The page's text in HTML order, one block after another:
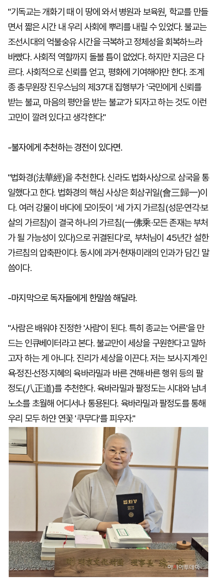
"기독교는 개화기 때 이 땅에 와서 병원과 보육원, 학교를 만들
면서 짧은 시간 내 우리 사회에 뿌리를 내릴 수 있었다. 불교는
조선시대의 억불숭유 시간을 극복하고 정체성을 회복하느라
바빴다. 사회적 역할까지 돌볼 틈이 없었다. 하지만 지금은 다
르다. 사회적으로 신뢰를 얻고, 평화에 기여해야만 한다. 조계
종 총무원장 진우스님의 제37대 집행부가 '국민에게 신뢰를
받는 불교, 마음의 평안을 받는 불교'가 되자고 하는 것도 이런
고민이 깔려 있다고 생각한다."
-불자에게 추천하는 경전이 있다면.
"법화경(法華經)을 추천한다. 신라도 법화사상으로 삼국을 통
일했다고 한다. 법화경의 핵심 사상은 회삼귀일(會三歸一)이
다. 여러 강물이 바다에 모이듯이 '세 가지 가르침(성문·연각·보
살의 가르침)이 결국 하나의 가르침(一佛乘·모든 존재는 부처
가 될 가능성이 있다)으로 귀결된다'로, 부처님이 45년간 설한
가르침의 압축판이다. 동시에 과거·현재·미래의 인과가 담긴 말
씀이다.
-마지막으로 독자들에게 한말씀 해달라.
"사람은 배워야 진정한 '사람'이 된다. 특히 종교는 '어른'을 만
드는 인큐베이터라고 본다. 불교만이 세상을 구원한다고 말하
고자 하는 게 아니다. 진리가 세상을 이끈다. 저는 보시·지계·인
욕·정진·선정·지혜의 육바라밀과 바른 견해·바른 행위 등의 팔
정도(八正道)를 추천한다. 육바라밀과 팔정도는 시대와 남녀
노소를 초월해 어디서나 통용된다. 육바라밀과 팔정도를 통해
우리 모두 하얀 연꽃 '쿠무다'를 피우자."